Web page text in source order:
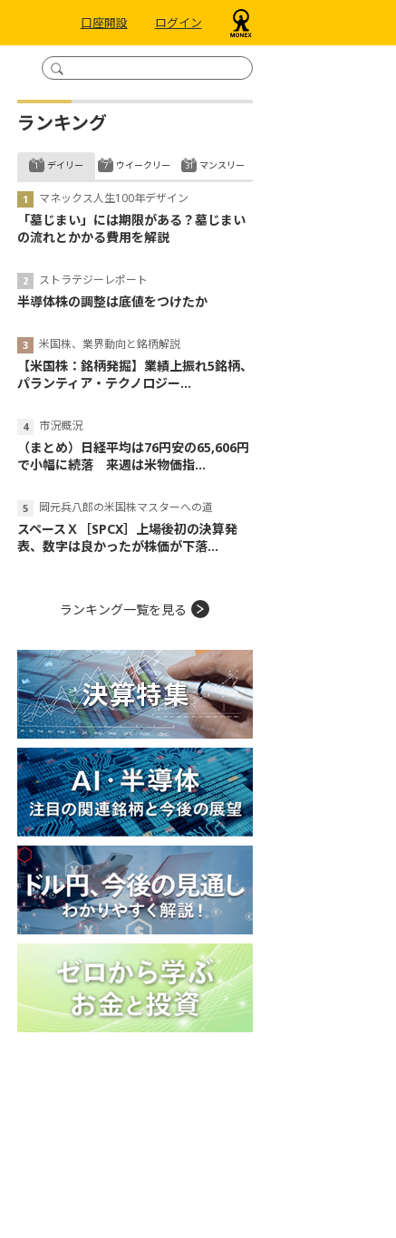
口座開設 ログイン
ランキング
デイリー
マネックス人生100年デザイン
「墓じまい」には期限がある？墓じまい
の流れとかかる費用を解説
ストラテジーレポート
半導体株の調整は底値をつけたか
米国株、業界動向と銘柄解説
【米国株：銘柄発掘】業績上振れ5銘柄、
パランティア・テクノロジー...
市況概況
（まとめ）日経平均は76円安の65,606円
で小幅に続落 来週は米物価指...
岡元兵八郎の米国株マスターへの道
スペースＸ［SPCX］上場後初の決算発
表、数字は良かったが株価が下落...
ウイークリー マンスリー
ランキング一覧を見る